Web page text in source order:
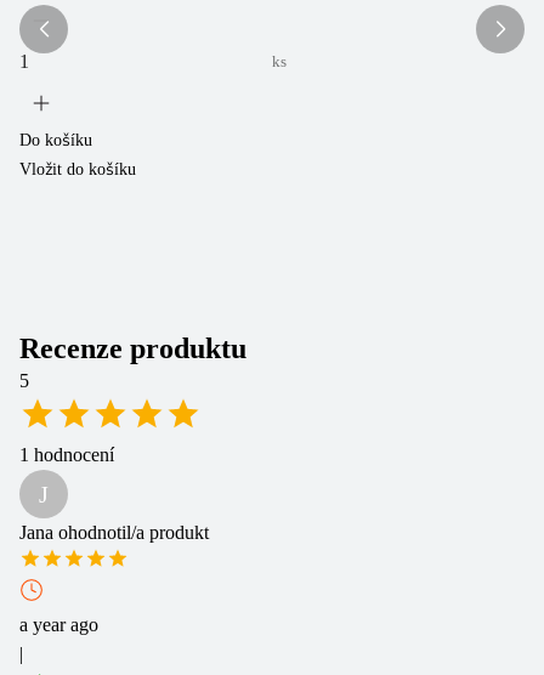
ks
Do košíku
Vložit do košíku
Recenze produktu
5
1 hodnocení
J
Jana ohodnotil/a produkt
a year ago
|